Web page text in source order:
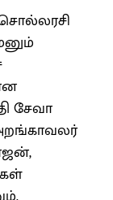
சேவா